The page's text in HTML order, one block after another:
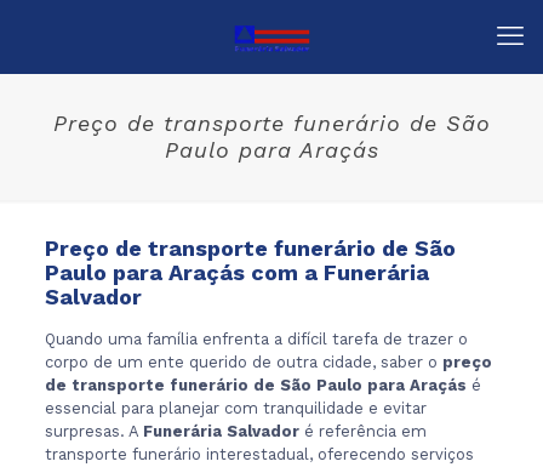
Preço de transporte funerário de São
Paulo para Araçás
Preço de transporte funerário de São
Paulo para Araçás com a Funerária
Salvador
Quando uma família enfrenta a difícil tarefa de trazer o
corpo de um ente querido de outra cidade, saber o preço
de transporte funerário de São Paulo para Araçás é
essencial para planejar com tranquilidade e evitar
surpresas. A Funerária Salvadoré referência em
transporte funerário interestadual, oferecendo serviços